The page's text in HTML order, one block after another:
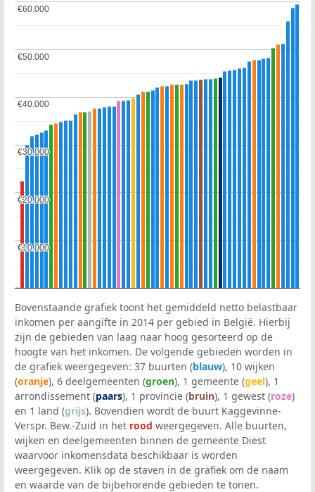
€10.000
€10.000
€20.000
€20.000
€30.000
€30.000
€40.000
€40.000
€50.000
€50.000
€60.000
€60.000
Bovenstaande grafiek toont het gemiddeld netto belastbaar
inkomen per aangifte in 2014 per gebied in België. Hierbij
zijn de gebieden van laag naar hoog gesorteerd op de
hoogte van het inkomen. De volgende gebieden worden in
de grafiek weergegeven: 37 buurten (blauw), 10 wijken
(oranje), 6 deelgemeenten (groen), 1 gemeente (geel), 1
arrondissement (paars), 1 provincie (bruin), 1 gewest (roze)
en 1 land (grijs). Bovendien wordt de buurt Kaggevinne-
Verspr. Bew.-Zuid in het rood weergegeven. Alle buurten,
wijken en deelgemeenten binnen de gemeente Diest
waarvoor inkomensdata beschikbaar is worden
weergegeven. Klik op de staven in de grafiek om de naam
en waarde van de bijbehorende gebieden te tonen.